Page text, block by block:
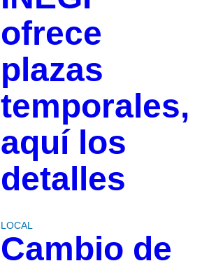
ofrece
plazas
temporales,
aquí los
detalles
LOCAL
Cambio de